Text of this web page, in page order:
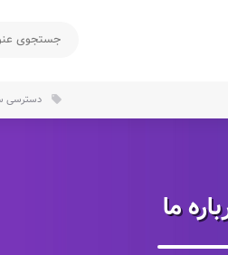
local_offer دسترسی
ما